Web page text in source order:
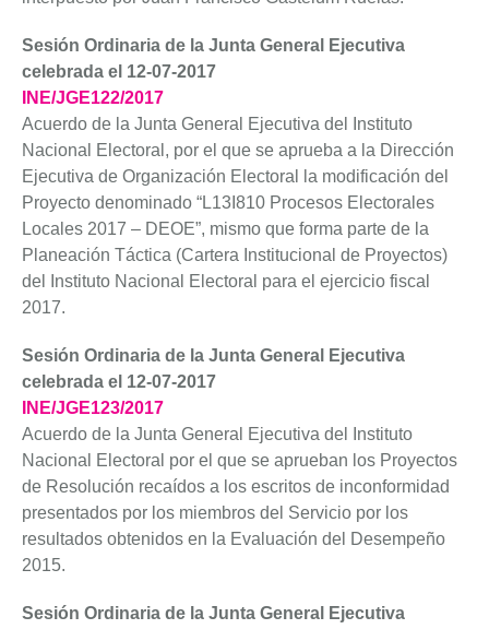
Sesión Ordinaria de la Junta General Ejecutiva
celebrada el 12-07-2017
INE/JGE122/2017
Acuerdo de la Junta General Ejecutiva del Instituto
Nacional Electoral, por el que se aprueba a la Dirección
Ejecutiva de Organización Electoral la modificación del
Proyecto denominado “L13I810 Procesos Electorales
Locales 2017 – DEOE”, mismo que forma parte de la
Planeación Táctica (Cartera Institucional de Proyectos)
del Instituto Nacional Electoral para el ejercicio fiscal
2017.
Sesión Ordinaria de la Junta General Ejecutiva
celebrada el 12-07-2017
INE/JGE123/2017
Acuerdo de la Junta General Ejecutiva del Instituto
Nacional Electoral por el que se aprueban los Proyectos
de Resolución recaídos a los escritos de inconformidad
presentados por los miembros del Servicio por los
resultados obtenidos en la Evaluación del Desempeño
2015.
Sesión Ordinaria de la Junta General Ejecutiva